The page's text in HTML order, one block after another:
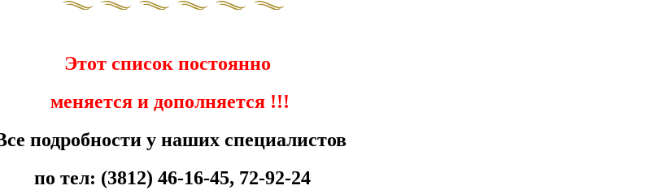
Этот список постоянно
меняется и дополняется !!!
подробности у наших специалистов
по тел: (3812) 46-16-45, 72-92-24